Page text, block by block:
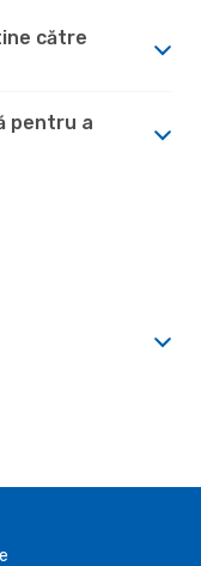
către
pentru a